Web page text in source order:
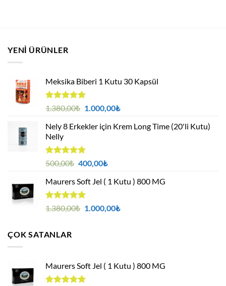
YENI ÜRÜNLER
Meksika Biberi 1 Kutu 30 Kapsül
5 üzerinden
oy
aldı
1.380,00₺ Orijinal
1.380,00₺.
1.000,00₺Şu
fiyat:
Nely 8 Erkekler için Krem Long Time (20'li Kutu)
Nelly
5 üzerinden
oy
aldı
500,00₺ Orijinal
500,00₺.
400,00₺Şu
fiyat:
Maurers Soft Jel ( 1 Kutu ) 800 MG
5 üzerinden
oy
1.380,00₺ Orijinal
1.000,00₺Şu
ÇOK SATANLAR
Maurers Soft Jel ( 1 Kutu ) 800 MG